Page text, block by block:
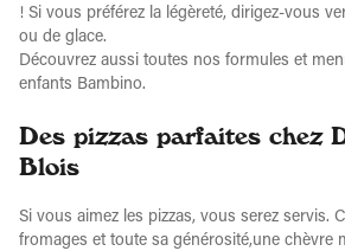
! Si vous préférez la légèreté, dirigez-vous
ou de glace.
Découvrez aussi toutes nos formules et
enfants Bambino.
Des pizzas parfaites chez
Blois
Si vous aimez les pizzas, vous serez servis.
fromages et toute sa générosité,une chèvre